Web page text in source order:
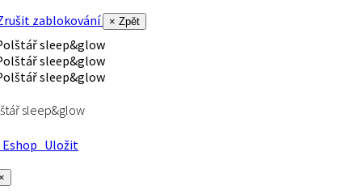
zablokování
× Zpět
sleep&glow
Uložit